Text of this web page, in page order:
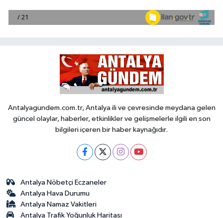
Antalyagundem.com.tr, Antalya ili ve çevresinde meydana gelen
güncel olaylar, haberler, etkinlikler ve gelişmelerle ilgili en son
bilgileri içeren bir haber kaynağıdır.
Antalya Nöbetçi Eczaneler
Antalya Hava Durumu
Antalya Namaz Vakitleri
Antalya Trafik Yoğunluk Haritası